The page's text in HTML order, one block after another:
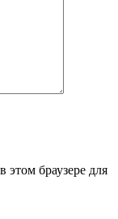
этом браузере для